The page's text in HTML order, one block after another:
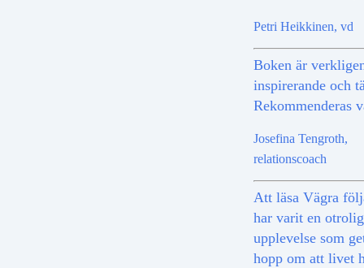
Petri Heikkinen, vd
Boken är
inspirerande och
Rekommenderas
Josefina Tengroth,
relationscoach
Att läsa Vägra
har varit en
upplevelse som
hopp om att livet